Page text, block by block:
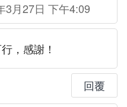
3月27日 下午4:09
，感謝！
回覆